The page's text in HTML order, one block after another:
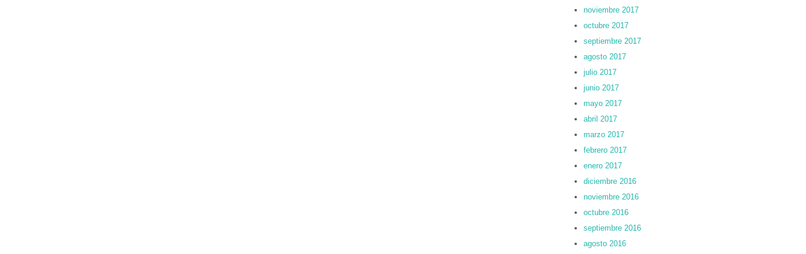
noviembre 2017
octubre 2017
septiembre 2017
agosto 2017
julio 2017
junio 2017
mayo 2017
abril 2017
marzo 2017
febrero 2017
enero 2017
diciembre 2016
noviembre 2016
octubre 2016
septiembre 2016
agosto 2016